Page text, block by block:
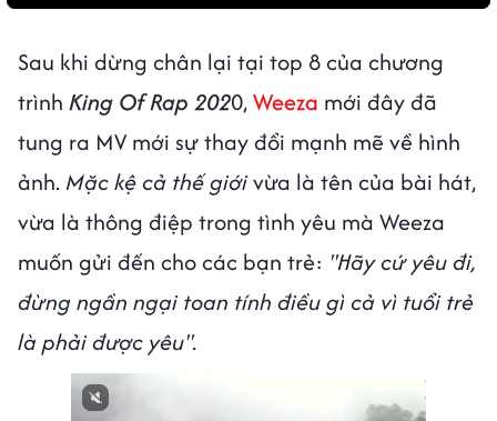
Sau khi dừng chân lại tại top 8 của chương
trình King Of Rap 2020,Weeza mới đây đã
tung ra MV mới sự thay đổi mạnh mẽ về hình
ảnh. Mặc kệ cả thế giớivừa là tên của bài hát,
vừa là thông điệp trong tình yêu mà Weeza
muốn gửi đến cho các bạn trẻ: "Hãy cứ yêu đi,
đừng ngần ngại toan tính điều gì cả vì tuổi trẻ
là phải được yêu".